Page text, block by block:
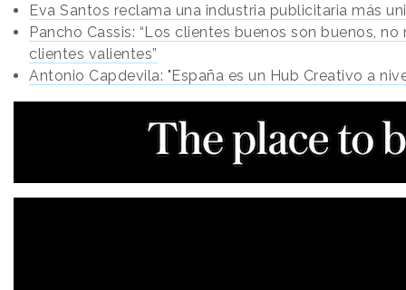
Eva Santos reclama una industria publicitaria más
Pancho Cassis: “Los clientes buenos son buenos,
clientes valientes”
Antonio Capdevila: "España es un Hub Creativo a